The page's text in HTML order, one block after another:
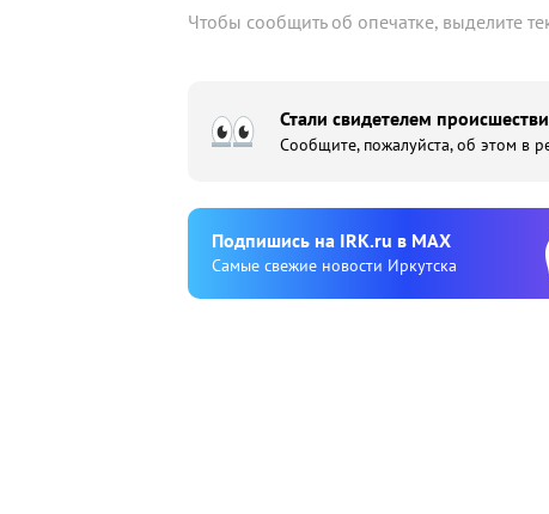
Чтобы сообщить об опечатке, выделите
Стали свидетелем
Сообщите, пожалуйста, об этом в
Подпишиcь на IRK.ru в MAX
Cамые свежие новости Иркутска